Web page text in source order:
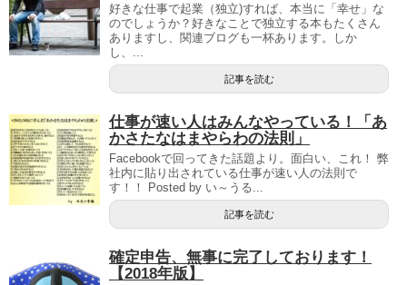
好きな仕事で起業（独立)すれば、本当に「幸せ」な
のでしょうか？好きなことで独立する本もたくさん
ありますし、関連ブログも一杯あります。しか
し、...
記事を読む
仕事が速い人はみんなやっている！「あ
かさたなはまやらわの法則」
Facebookで回ってきた話題より。面白い、これ！ 弊
社内に貼り出されている仕事が速い人の法則で
す！！ Posted by い～うる...
記事を読む
確定申告、無事に完了しております！
【2018年版】